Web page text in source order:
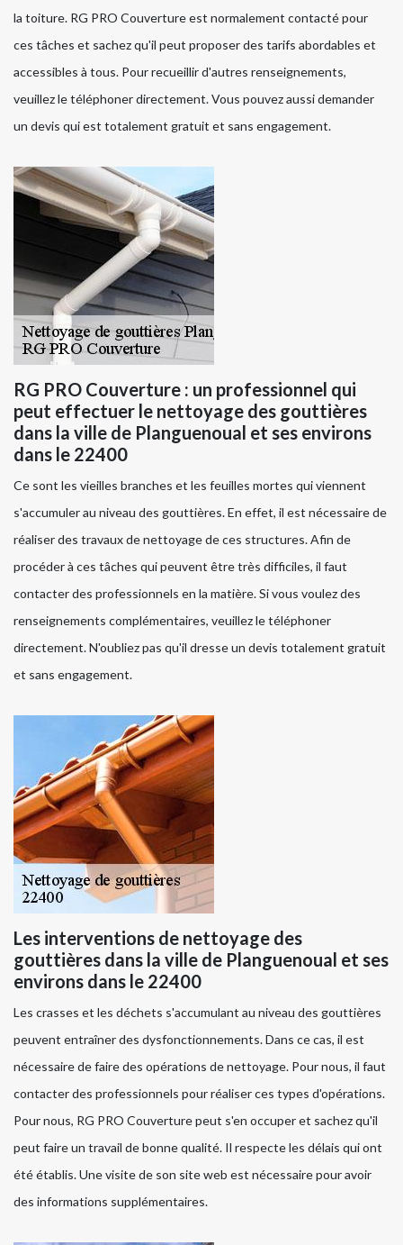
la toiture. RG PRO Couverture est normalement contacté pour
ces tâches et sachez qu'il peut proposer des tarifs abordables et
accessibles à tous. Pour recueillir d'autres renseignements,
veuillez le téléphoner directement. Vous pouvez aussi demander
un devis qui est totalement gratuit et sans engagement.
RG PRO Couverture : un professionnel qui
peut effectuer le nettoyage des gouttières
dans la ville de Planguenoual et ses environs
dans le 22400
Ce sont les vieilles branches et les feuilles mortes qui viennent
s'accumuler au niveau des gouttières. En effet, il est nécessaire de
réaliser des travaux de nettoyage de ces structures. Afin de
procéder à ces tâches qui peuvent être très difficiles, il faut
contacter des professionnels en la matière. Si vous voulez des
renseignements complémentaires, veuillez le téléphoner
directement. N'oubliez pas qu'il dresse un devis totalement gratuit
et sans engagement.
Les interventions de nettoyage des
gouttières dans la ville de Planguenoual et ses
environs dans le 22400
Les crasses et les déchets s'accumulant au niveau des gouttières
peuvent entraîner des dysfonctionnements. Dans ce cas, il est
nécessaire de faire des opérations de nettoyage. Pour nous, il faut
contacter des professionnels pour réaliser ces types d'opérations.
Pour nous, RG PRO Couverture peut s'en occuper et sachez qu'il
peut faire un travail de bonne qualité. Il respecte les délais qui ont
été établis. Une visite de son site web est nécessaire pour avoir
des informations supplémentaires.